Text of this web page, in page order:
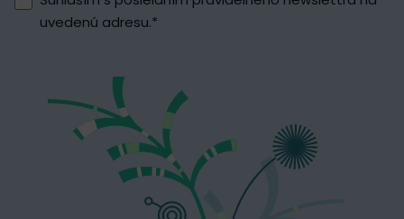
uvedenú adresu.*